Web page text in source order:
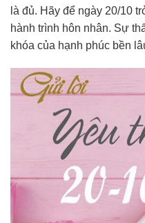
là đủ. Hãy để ngày 20/10
hành trình hôn nhân. Sự
khóa của hạnh phúc bền